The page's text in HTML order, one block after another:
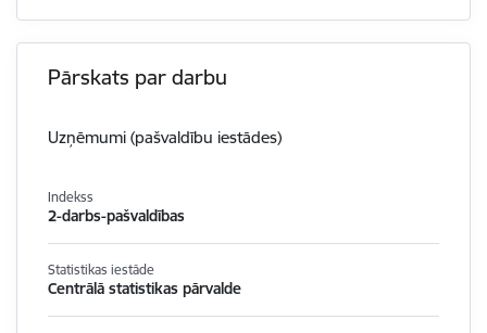
Pārskats par darbu
Uzņēmumi (pašvaldību iestādes)
Indekss
2-darbs-pašvaldības
Statistikas iestāde
Centrālā statistikas pārvalde